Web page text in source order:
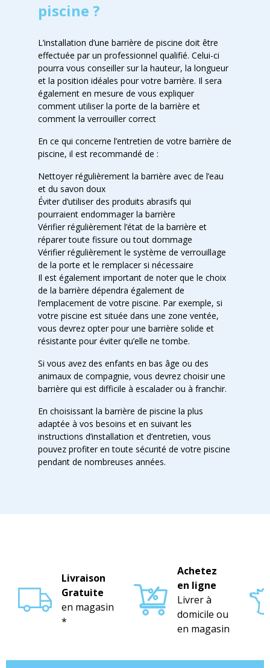
piscine ?
L’installation d’une barrière de piscine doit être
effectuée par un professionnel qualifié. Celui-ci
pourra vous conseiller sur la hauteur, la longueur
et la position idéales pour votre barrière. Il sera
également en mesure de vous expliquer
comment utiliser la porte de la barrière et
comment la verrouiller correct
En ce qui concerne l’entretien de votre barrière de
piscine, il est recommandé de :
Nettoyer régulièrement la barrière avec de l’eau
et du savon doux
Éviter d’utiliser des produits abrasifs qui
pourraient endommager la barrière
Vérifier régulièrement l’état de la barrière et
réparer toute fissure ou tout dommage
Vérifier régulièrement le système de verrouillage
de la porte et le remplacer si nécessaire
Il est également important de noter que le choix
de la barrière dépendra également de
l’emplacement de votre piscine. Par exemple, si
votre piscine est située dans une zone ventée,
vous devrez opter pour une barrière solide et
résistante pour éviter qu’elle ne tombe.
Si vous avez des enfants en bas âge ou des
animaux de compagnie, vous devrez choisir une
barrière qui est difficile à escalader ou à franchir.
En choisissant la barrière de piscine la plus
adaptée à vos besoins et en suivant les
instructions d’installation et d’entretien, vous
pouvez profiter en toute sécurité de votre piscine
pendant de nombreuses années.
Livraison
Gratuite
en magasin
*
Achetez
en ligne
Livrer à
domicile ou
en magasin